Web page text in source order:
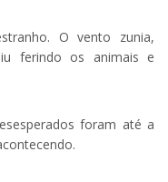
O vento zunia,
ferindo os animais e
foram até a